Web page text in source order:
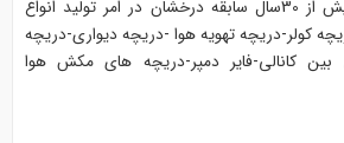
گروه توليدي رجائي با بيش از 30سال سابقه درخشان در امر توليد انواع
کولر-دریچه تهويه هوا -دریچه ديواري-دریچه
كانالي-فاير دمپر-دریچه هاي مكش هوا